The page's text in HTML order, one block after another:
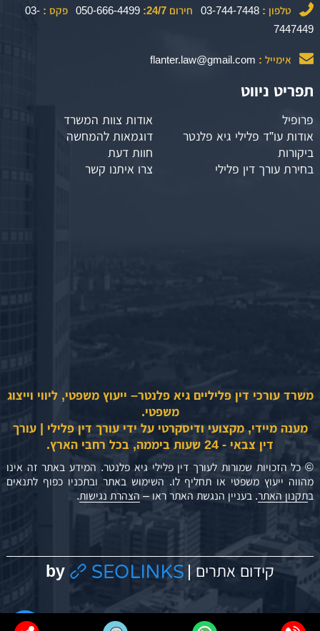
טלפון : 03-744-7448 חירום 24/7: 050-666-4499 פקס : 03-
7447449
אימייל : flanter.law@gmail.com
תפריט ניווט
פרופיל
אודות צוות המשרד
אודות עו”ד פלילי גיא פלנטר
דוגמאות להמחשה
ביקורות
חוות דעת
בחירת עורך דין פלילי
צרו איתנו קשר
משרד עורכי דין פליליים גיא פלנטר– ייעוץ משפטי, ליווי וייצוג
משפטי.
מענה מיידי, מקצועי ודיסקרטי על ידי עורך דין פלילי | עורך
דין צבאי - 24 שעות ביממה, בכל רחבי הארץ.
© כל הזכויות שמורות לעורך דין פלילי גיא פלנטר. המידע באתר זה אינו
מהווה ייעוץ משפטי או תחליף לו. השימוש באתר ובתכניו כפוף לתנאים
בתקנון האתר. בעניין הנגשת האתר ראו – הצהרת נגישות.
קידום אתרים | by